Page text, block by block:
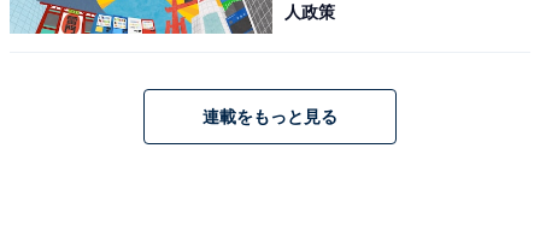
シーンも原作のイメージそのままだったから」（新潟
県、10代女性）などの声が聞かれました。
人政策
連載をもっと見る